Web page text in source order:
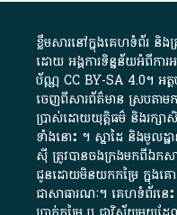
ខ្លឹមសារ​នៅ​ក្នុង​គេហទំព័រ និ
ដោយ​ អង្គការ​ទិន្នន័យ​អំពី​ការ
ប័ណ្ណ​CC BY-SA 4.0។​ អត្
ចេញពី​សារព័ត៌មាន ស្របតាម
ប្រាស់​ដោយ​យុត្តិធម៌​ និង​រក្សាសិ
ទាំង​នោះ​ ។​ ស្នាដៃ​ និង​មូលដ្
ស៊ី​ ត្រូវ​បាន​ចងក្រង​មក​ពី​ឯកស
ជូន​ដោយ​មិន​យក​កម្រៃ​ ក្នុង​គ
ជា​សាធារណៈ​។​ គេហទំព័រ​នេះ​